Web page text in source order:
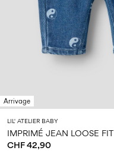
Arrivage
LIL' ATELIER BABY
IMPRIMÉ JEAN LOOSE FIT
CHF 42,90